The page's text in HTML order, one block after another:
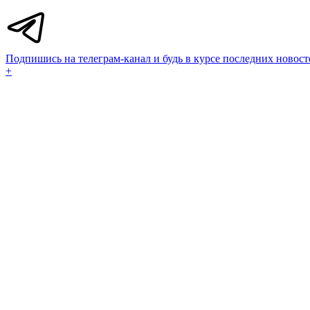
Подпишись на телеграм-канал и будь в курсе последних
+